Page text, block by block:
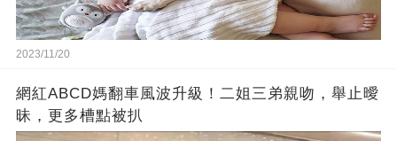
2023/11/20
網紅ABCD媽翻車風波升級！二姐三弟親吻，舉止曖
昧，更多槽點被扒